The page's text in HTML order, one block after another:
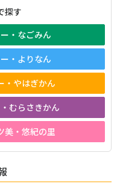
探す
・なごみん
・よりなん
・やはぎかん
むらさきかん
美・悠紀の里